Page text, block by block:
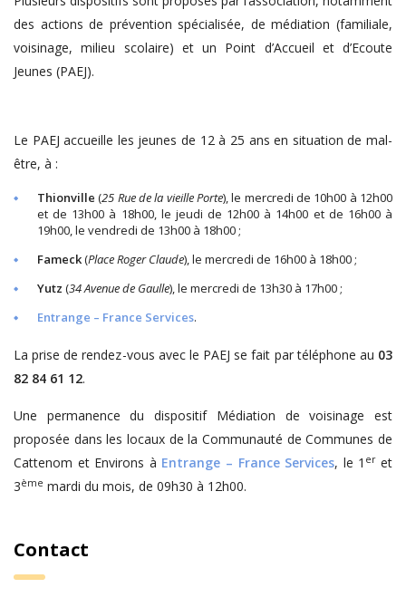
des actions de prévention spécialisée, de médiation (familiale,
voisinage, milieu scolaire) et un Point d’Accueil et d’Ecoute
Jeunes (PAEJ).
Le PAEJ accueille les jeunes de 12 à 25 ans en situation de mal-
être, à :
Thionville (25 Rue de la vieille Porte), le mercredi de 10h00 à 12h00
et de 13h00 à 18h00, le jeudi de 12h00 à 14h00 et de 16h00 à
19h00, le vendredi de 13h00 à 18h00 ;
Fameck(Place Roger Claude), le mercredi de 16h00 à 18h00 ;
Yutz (34 Avenue de Gaulle), le mercredi de 13h30 à 17h00 ;
Entrange – France Services.
La prise de rendez-vous avec le PAEJ se fait par téléphone au 03
82 84 61 12.
Une permanence du dispositif Médiation de voisinage est
proposée dans les locaux de la Communauté de Communes de
Cattenom et Environs à Entrange – France Services, le 1 eret
3ème mardi du mois, de 09h30 à 12h00.
Contact